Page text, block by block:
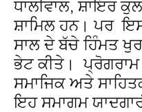
ਧਾਲੀਵਾਲ, ਸ਼ਾਇਰ
ਸ਼ਾਮਿਲ ਹਨ। ਪਰ
ਸਾਲ ਦੇ ਬੱਚੇ ਹਿੰਮਤ
ਭੇਟ ਕੀਤੇ। ਪ੍ਰੋਗਰਾਮ
ਸਮਾਜਿਕ ਅਤੇ
ਇਹ ਸਮਾਗਮ